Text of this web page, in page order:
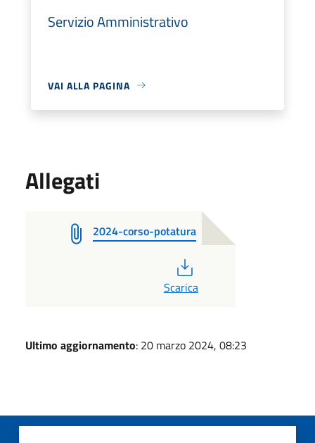
Servizio Amministrativo
VAI ALLA PAGINA
Allegati
2024-corso-potatura
Scarica
Ultimo aggiornamento: 20 marzo 2024, 08:23